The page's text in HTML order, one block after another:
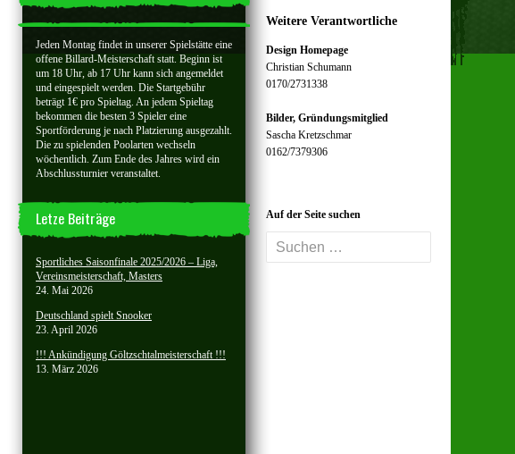
Jeden Montag findet in unserer Spielstätte eine
offene Billard-Meisterschaft statt. Beginn ist
um 18 Uhr, ab 17 Uhr kann sich angemeldet
und eingespielt werden. Die Startgebühr
beträgt 1€ pro Spieltag. An jedem Spieltag
bekommen die besten 3 Spieler eine
Sportförderung je nach Platzierung ausgezahlt.
Die zu spielenden Poolarten wechseln
wöchentlich. Zum Ende des Jahres wird ein
Abschlussturnier veranstaltet.
Letze Beiträge
Sportliches Saisonfinale 2025/2026 – Liga,
Vereinsmeisterschaft, Masters
24. Mai 2026
Deutschland spielt Snooker
23. April 2026
!!! Ankündigung Göltzschtalmeisterschaft !!!
13. März 2026
Weitere Verantwortliche
Design Homepage
Christian Schumann
0170/2731338
Bilder, Gründungsmitglied
Sascha Kretzschmar
0162/7379306
Auf der Seite suchen
Suchen
nach: